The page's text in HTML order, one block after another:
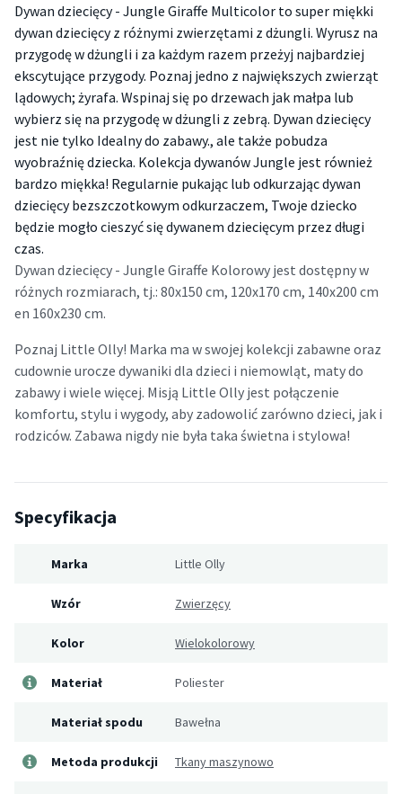
Dywan dziecięcy - Jungle Giraffe Multicolor to super miękki
dywan dziecięcy z różnymi zwierzętami z dżungli. Wyrusz na
przygodę w dżungli i za każdym razem przeżyj najbardziej
ekscytujące przygody. Poznaj jedno z największych zwierząt
lądowych; żyrafa. Wspinaj się po drzewach jak małpa lub
wybierz się na przygodę w dżungli z zebrą. Dywan dziecięcy
jest nie tylko Idealny do zabawy., ale także pobudza
wyobraźnię dziecka. Kolekcja dywanów Jungle jest również
bardzo miękka! Regularnie pukając lub odkurzając dywan
dziecięcy bezszczotkowym odkurzaczem, Twoje dziecko
będzie mogło cieszyć się dywanem dziecięcym przez długi
czas.
Dywan dziecięcy - Jungle Giraffe Kolorowy jest dostępny w
różnych rozmiarach, tj.: 80x150 cm, 120x170 cm, 140x200 cm
en 160x230 cm.
Poznaj Little Olly! Marka ma w swojej kolekcji zabawne oraz
cudownie urocze dywaniki dla dzieci i niemowląt, maty do
zabawy i wiele więcej. Misją Little Olly jest połączenie
komfortu, stylu i wygody, aby zadowolić zarówno dzieci, jak i
rodziców. Zabawa nigdy nie była taka świetna i stylowa!
Specyfikacja
Marka Little Olly
Wzór Zwierzęcy
Kolor Wielokolorowy
Materiał Poliester
Materiał spodu Bawełna
Metoda produkcji Tkany maszynowo